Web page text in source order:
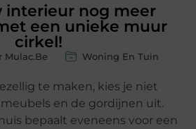
interieur nog meer
een unieke muur
cirkel!
Mulac.Be Woning En Tuin
te maken, kies je niet
en de gordijnen uit.
bepaalt eveneens voor een